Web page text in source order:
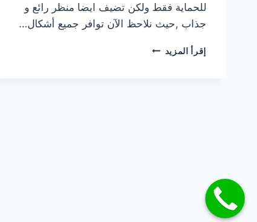
للحماية فقط ولكن تضيف ايضا منظر رائع و
جذاب ,حيث نلاحظ الآن توافر جميع أشكال…
إقرأ المزيد تركيب